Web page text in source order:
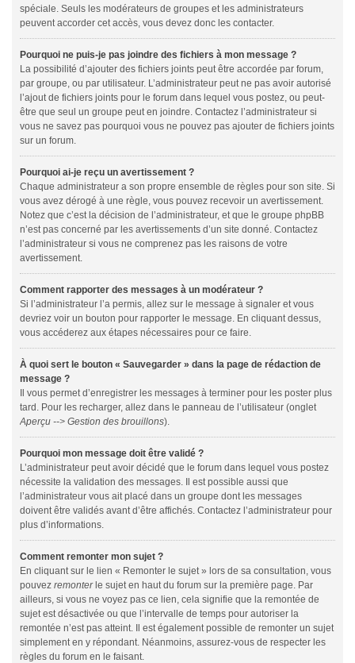
spéciale. Seuls les modérateurs de groupes et les administrateurs
peuvent accorder cet accès, vous devez donc les contacter.
Pourquoi ne puis-je pas joindre des fichiers à mon message ?
La possibilité d’ajouter des fichiers joints peut être accordée par forum,
par groupe, ou par utilisateur. L’administrateur peut ne pas avoir autorisé
l’ajout de fichiers joints pour le forum dans lequel vous postez, ou peut-
être que seul un groupe peut en joindre. Contactez l’administrateur si
vous ne savez pas pourquoi vous ne pouvez pas ajouter de fichiers joints
sur un forum.
Pourquoi ai-je reçu un avertissement ?
Chaque administrateur a son propre ensemble de règles pour son site. Si
vous avez dérogé à une règle, vous pouvez recevoir un avertissement.
Notez que c’est la décision de l’administrateur, et que le groupe phpBB
n’est pas concerné par les avertissements d’un site donné. Contactez
l’administrateur si vous ne comprenez pas les raisons de votre
avertissement.
Comment rapporter des messages à un modérateur ?
Si l’administrateur l’a permis, allez sur le message à signaler et vous
devriez voir un bouton pour rapporter le message. En cliquant dessus,
vous accéderez aux étapes nécessaires pour ce faire.
À quoi sert le bouton « Sauvegarder » dans la page de rédaction de
message ?
Il vous permet d’enregistrer les messages à terminer pour les poster plus
tard. Pour les recharger, allez dans le panneau de l’utilisateur (onglet
Aperçu --> Gestion des brouillons).
Pourquoi mon message doit être validé ?
L’administrateur peut avoir décidé que le forum dans lequel vous postez
nécessite la validation des messages. Il est possible aussi que
l’administrateur vous ait placé dans un groupe dont les messages
doivent être validés avant d’être affichés. Contactez l’administrateur pour
plus d’informations.
Comment remonter mon sujet ?
En cliquant sur le lien « Remonter le sujet » lors de sa consultation, vous
pouvez remonterle sujet en haut du forum sur la première page. Par
ailleurs, si vous ne voyez pas ce lien, cela signifie que la remontée de
sujet est désactivée ou que l’intervalle de temps pour autoriser la
remontée n’est pas atteint. Il est également possible de remonter un sujet
simplement en y répondant. Néanmoins, assurez-vous de respecter les
règles du forum en le faisant.